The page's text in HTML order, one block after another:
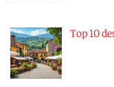
Top 10